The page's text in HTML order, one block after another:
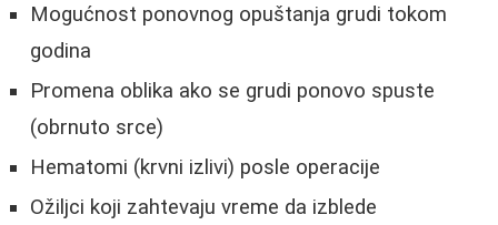
Mogućnost ponovnog opuštanja grudi tokom
godina
Promena oblika ako se grudi ponovo spuste
(obrnuto srce)
Hematomi (krvni izlivi) posle operacije
Ožiljci koji zahtevaju vreme da izblede